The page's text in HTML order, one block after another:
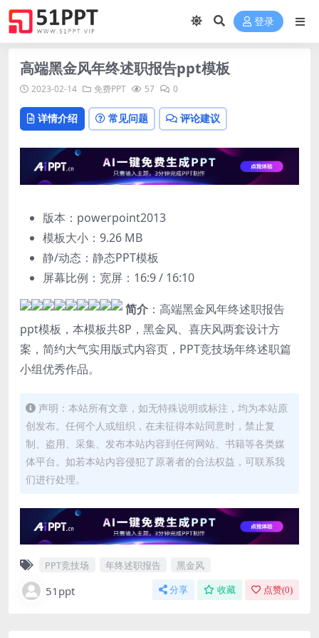
登录
高端黑金风年终述职报告ppt模板
2023-02-14 免费PPT 57 0
详情介绍 常见问题 评论建议
版本：powerpoint2013
模板大小： 9.26 MB
静/动态：静态PPT模板
屏幕比例：宽屏：16:9 / 16:10
简介 ：高端黑金风年终述职报告
ppt模板，本模板共8P，黑金风、喜庆风两套设计方
案，简约大气实用版式内容页，PPT竞技场年终述职篇
小组优秀作品。
声明：本站所有文章，如无特殊说明或标注，均为本站原
创发布。任何个人或组织，在未征得本站同意时，禁止复
制、盗用、采集、发布本站内容到任何网站、书籍等各类媒
体平台。如若本站内容侵犯了原著者的合法权益，可联系我
们进行处理。
PPT竞技场 年终述职报告 黑金风
51ppt 分享 收藏 点赞(0)